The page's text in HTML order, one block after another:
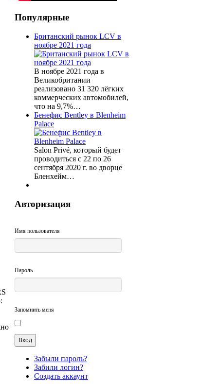
Популярные
Британский рынок LCV в
ноябре 2021 года
В ноябре 2021 года в
Великобритании
реализовано 31 320 лёгких
коммерческих автомобилей,
что на 9,7%…
Бенефис Bentley в Blenheim
Palace
Salon Privé, который будет
проводиться с 22 по 26
сентября 2020 г. во дворце
Бленхейм…
Авторизация
Имя пользователя
Пароль
Запомнить меня
Забыли пароль?
Забили логин?
Создать аккаунт